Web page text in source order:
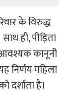
के विरुद्ध
ही, पीड़िता
कानूनी
निर्णय महिला
दर्शाता है।